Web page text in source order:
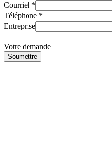
Courriel *
Téléphone *
Entreprise
Votre demande
Soumettre